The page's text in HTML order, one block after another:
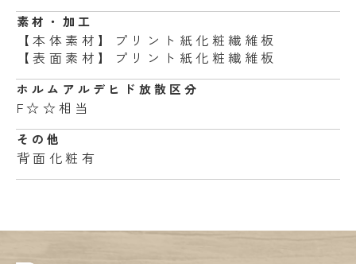
素材・加工
【本体素材】プリント紙化粧繊維板
【表面素材】プリント紙化粧繊維板
ホルムアルデヒド 放散区分
F☆☆相当
その他
背面化粧有